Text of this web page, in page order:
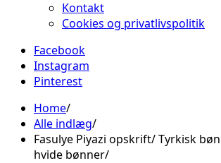
Kontakt
Cookies og privatlivspolitik
Facebook
Instagram
Pinterest
Home
Alle indlæg
Fasulye Piyazi opskrift/ Tyrkisk
hvide bønner